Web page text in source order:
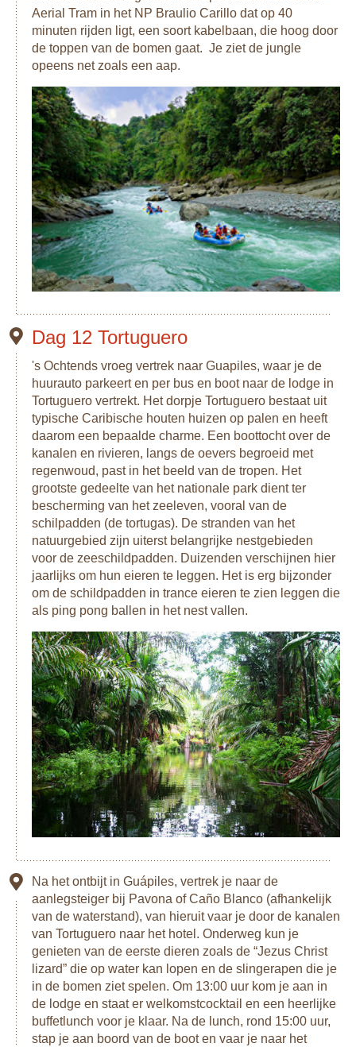
Aerial Tram in het NP Braulio Carillo dat op 40
minuten rijden ligt, een soort kabelbaan, die hoog door
de toppen van de bomen gaat. Je ziet de jungle
opeens net zoals een aap.
Dag 12 Tortuguero
's Ochtends vroeg vertrek naar Guapiles, waar je de
huurauto parkeert en per bus en boot naar de lodge in
Tortuguero vertrekt. Het dorpje Tortuguero bestaat uit
typische Caribische houten huizen op palen en heeft
daarom een bepaalde charme. Een boottocht over de
kanalen en rivieren, langs de oevers begroeid met
regenwoud, past in het beeld van de tropen. Het
grootste gedeelte van het nationale park dient ter
bescherming van het zeeleven, vooral van de
schilpadden (de tortugas). De stranden van het
natuurgebied zijn uiterst belangrijke nestgebieden
voor de zeeschildpadden. Duizenden verschijnen hier
jaarlijks om hun eieren te leggen. Het is erg bijzonder
om de schildpadden in trance eieren te zien leggen die
als ping pong ballen in het nest vallen.
Na het ontbijt in Guápiles, vertrek je naar de
aanlegsteiger bij Pavona of Caño Blanco (afhankelijk
van de waterstand), van hieruit vaar je door de kanalen
van Tortuguero naar het hotel. Onderweg kun je
genieten van de eerste dieren zoals de “Jezus Christ
lizard” die op water kan lopen en de slingerapen die je
in de bomen ziet spelen. Om 13:00 uur kom je aan in
de lodge en staat er welkomstcocktail en een heerlijke
buffetlunch voor je klaar. Na de lunch, rond 15:00 uur,
stap je aan boord van de boot en vaar je naar het